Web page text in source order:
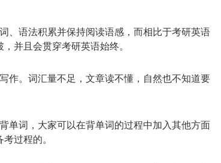
、语法积累并保持阅读语感，而相比于考研英语
并且会贯穿考研英语始终。
作。词汇量不足，文章读不懂，自然也不知道要
单词，大家可以在背单词的过程中加入其他方面
过程的。